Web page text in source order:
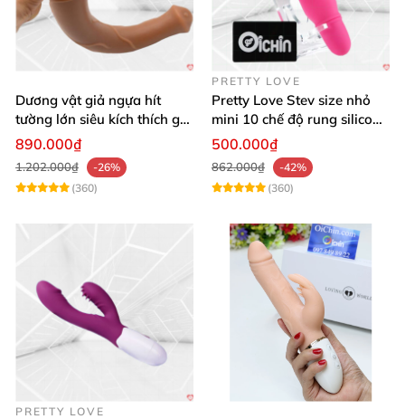
Dương vật giả ngựa hít
tường lớn siêu kích thích gai
nổi
890.000₫
1.202.000₫
-26%
(360)
PRETTY LOVE
Pretty Love Stev size nhỏ
mini 10 chế độ rung silicone
mềm
500.000₫
862.000₫
-42%
(360)
PRETTY LOVE